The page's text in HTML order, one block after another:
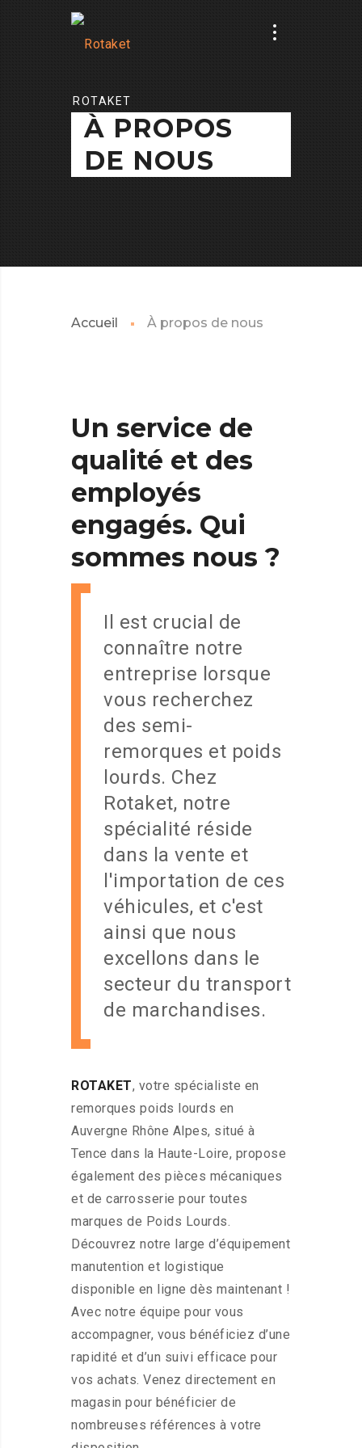
ROTAKET
À PROPOS
DE NOUS
Accueil À propos de nous
Un service de
qualité et des
employés
engagés. Qui
sommes nous ?
Il est crucial de
connaître notre
entreprise lorsque
vous recherchez
des semi-
remorques et poids
lourds. Chez
Rotaket, notre
spécialité réside
dans la vente et
l'importation de ces
véhicules, et c'est
ainsi que nous
excellons dans le
secteur du transport
de marchandises.
ROTAKET, votre spécialiste en
remorques poids lourds en
Auvergne Rhône Alpes, situé à
Tence dans la Haute-Loire, propose
également des pièces mécaniques
et de carrosserie pour toutes
marques de Poids Lourds.
Découvrez notre large d’équipement
manutention et logistique
disponible en ligne dès maintenant !
Avec notre équipe pour vous
accompagner, vous bénéficiez d’une
rapidité et d’un suivi efficace pour
vos achats. Venez directement en
magasin pour bénéficier de
nombreuses références à votre